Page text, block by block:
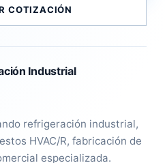
COTIZACIÓN
Industrial
refrigeración industrial,
HVAC/R, fabricación de
especializada.